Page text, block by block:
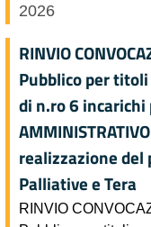
2026
RINVIO
Pubblico per
di n.ro 6 incarichi
realizzazione
Palliative e Tera
RINVIO